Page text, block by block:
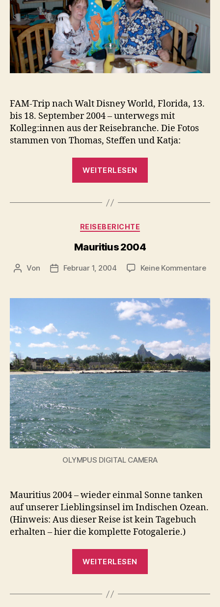
FAM-Trip nach Walt Disney World, Florida, 13.
bis 18. September 2004 – unterwegs mit
Kolleg:innen aus der Reisebranche. Die Fotos
stammen von Thomas, Steffen und Katja:
WEITERLESEN
2004
Kategorien
REISEBERICHTE
Mauritius 2004
Beitragsautor
Von Beitragsdatum
Februar 1, 2004 Keine Kommentarezu
OLYMPUS DIGITAL CAMERA
Mauritius 2004 – wieder einmal Sonne tanken
auf unserer Lieblingsinsel im Indischen Ozean.
(Hinweis: Aus dieser Reise ist kein Tagebuch
erhalten – hier die komplette Fotogalerie.)
WEITERLESEN